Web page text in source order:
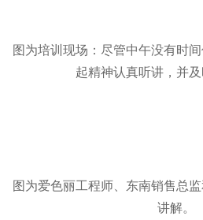
图为培训现场：尽管中午没有时
起精神认真听讲，并及
图为爱色丽工程师、东南销售总
讲解。